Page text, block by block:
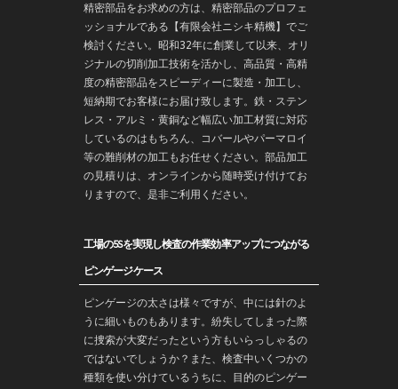
精密部品をお求めの方は、精密部品のプロフェ
ッショナルである【有限会社ニシキ精機】でご
検討ください。昭和32年に創業して以来、オリ
ジナルの切削加工技術を活かし、高品質・高精
度の精密部品をスピーディーに製造・加工し、
短納期でお客様にお届け致します。鉄・ステン
レス・アルミ・黄銅など幅広い加工材質に対応
しているのはもちろん、コバールやパーマロイ
等の難削材の加工もお任せください。部品加工
の見積りは、オンラインから随時受け付けてお
りますので、是非ご利用ください。
工場の5Sを実現し検査の作業効率アップにつながる
ピンゲージケース
ピンゲージの太さは様々ですが、中には針のよ
うに細いものもあります。紛失してしまった際
に捜索が大変だったという方もいらっしゃるの
ではないでしょうか？また、検査中いくつかの
種類を使い分けているうちに、目的のピンゲー